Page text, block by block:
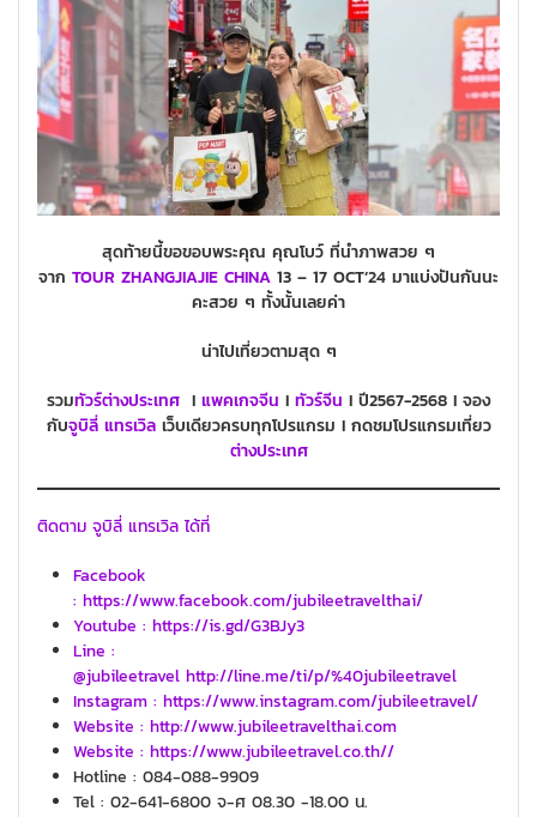
สุดท้ายนี้ขอขอบพระคุณ คุณโบว์ ที่นำภาพสวย ๆ
จาก TOUR ZHANGJIAJIE CHINA 13 – 17 OCT’24 มาแบ่งปันกันนะ
คะสวย ๆ ทั้งนั้นเลยค่า
น่าไปเที่ยวตามสุด ๆ
รวมทัวร์ต่างประเทศ I แพคเกจจีน I ทัวร์จีน I ปี2567-2568 I จอง
กับจูบิลี่ แทรเวิลเว็บเดียวครบทุกโปรแกรม I กดชมโปรแกรมเที่ยว
ต่างประเทศ
ติดตาม จูบิลี่ แทรเวิล ได้ที่
Facebook
: https://www.facebook.com/jubileetravelthai/
Youtube : https://is.gd/G3BJy3
Line :
@jubileetravel http://line.me/ti/p/%40jubileetravel
Instagram : https://www.instagram.com/jubileetravel/
Website : http://www.jubileetravelthai.com
Website : https://www.jubileetravel.co.th//
Hotline : 084-088-9909
Tel : 02-641-6800 จ-ศ 08.30 -18.00 น.